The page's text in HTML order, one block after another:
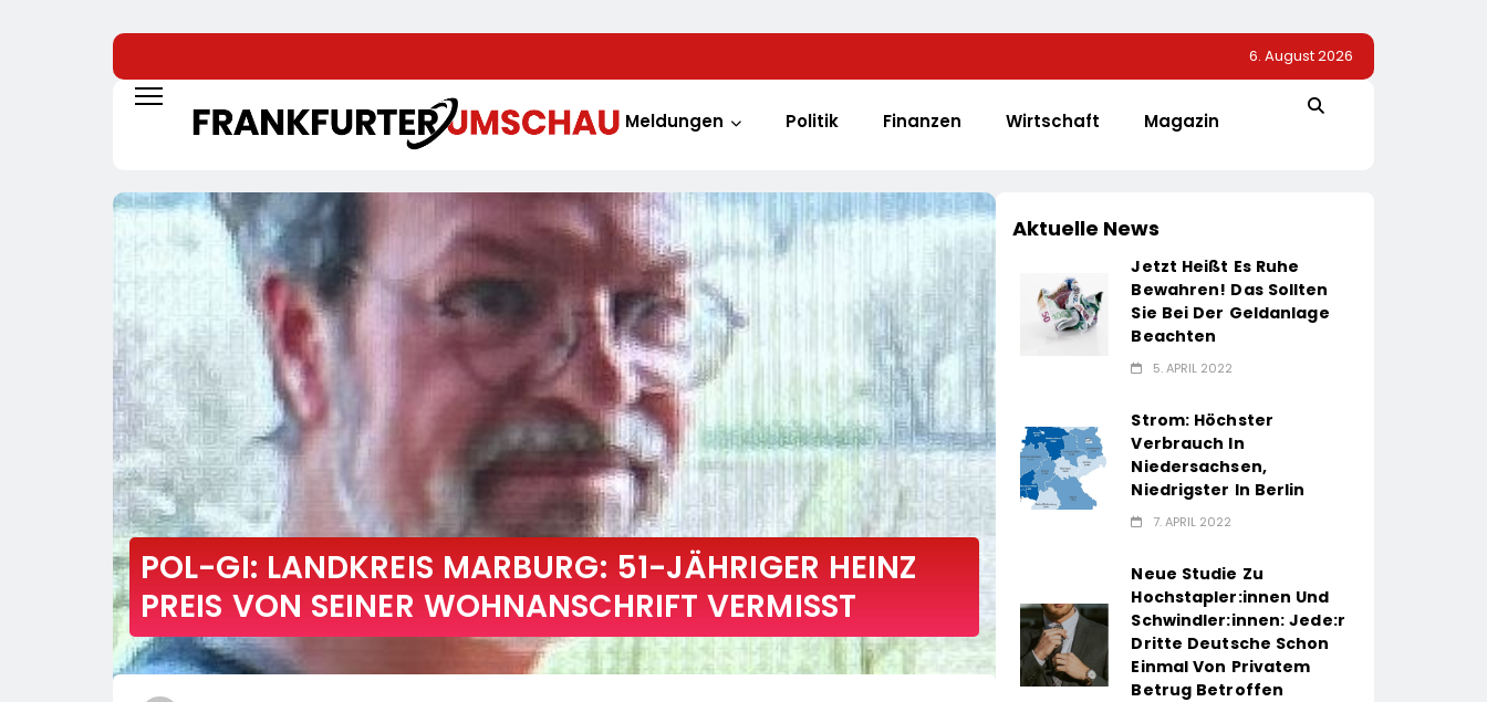
6. August 2026
Meldungen Politik Finanzen Wirtschaft Magazin
POL-GI: LANDKREIS MARBURG: 51-JÄHRIGER HEINZ
PREIS VON SEINER WOHNANSCHRIFT VERMISST
Aktuelle News
Jetzt Heißt Es Ruhe
Bewahren! Das Sollten
Sie Bei Der Geldanlage
Beachten
5. APRIL 2022
Strom: Höchster
Verbrauch In
Niedersachsen,
Niedrigster In Berlin
7. APRIL 2022
Neue Studie Zu
Hochstapler:innen Und
Schwindler:innen: Jede:r
Dritte Deutsche Schon
Einmal Von Privatem
Betrug Betroffen